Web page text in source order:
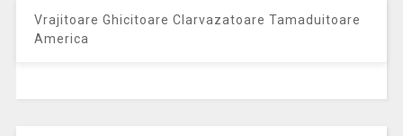
Vrajitoare Ghicitoare Clarvazatoare Tamaduitoare
America